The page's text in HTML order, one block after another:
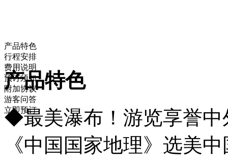
产品特色
行程安排
费用说明
预订须知
附加协议
游客问答
立即预订
产品特色
◆最美瀑布！游览享誉中
《中国国家地理》选美